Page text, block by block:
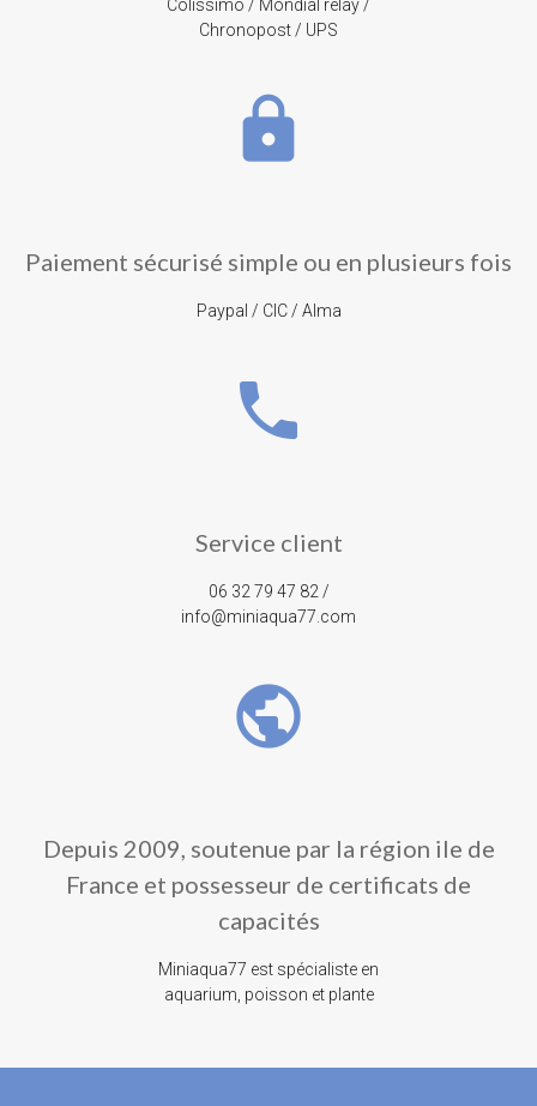
Colissimo / Mondial relay /
Chronopost / UPS
lock
Paiement sécurisé simple ou en plusieurs fois
Paypal / CIC / Alma
phone
Service client
06 32 79 47 82 /
info@miniaqua77.com
public
Depuis 2009, soutenue par la région ile de
France et possesseur de certificats de
capacités
Miniaqua77 est spécialiste en
aquarium, poisson et plante